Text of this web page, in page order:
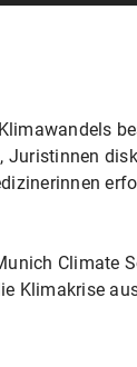
Climate
Klimakrise